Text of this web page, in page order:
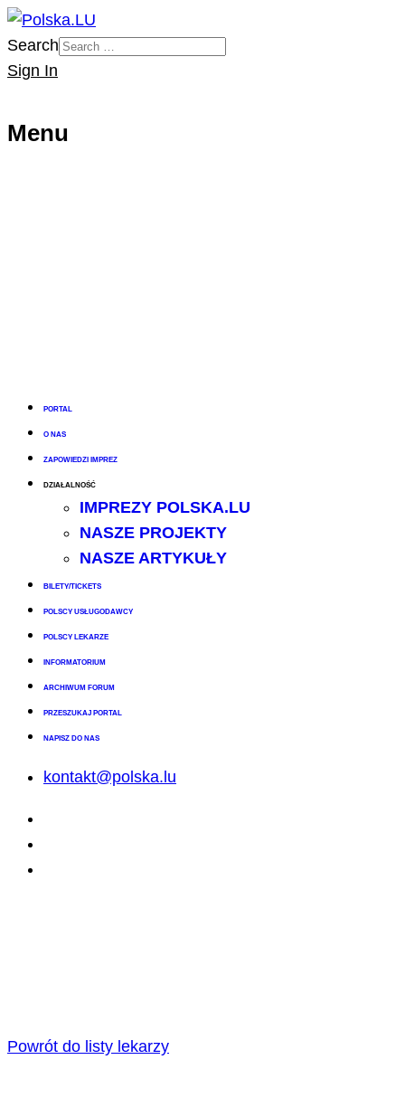
Search
Sign In
Menu
PORTAL
O NAS
ZAPOWIEDZI IMPREZ
DZIAŁALNOŚĆ
IMPREZY POLSKA.LU
NASZE PROJEKTY
NASZE ARTYKUŁY
BILETY/TICKETS
POLSCY USŁUGODAWCY
POLSCY LEKARZE
INFORMATORIUM
ARCHIWUM FORUM
PRZESZUKAJ PORTAL
NAPISZ DO NAS
kontakt@polska.lu
Powrót do listy lekarzy